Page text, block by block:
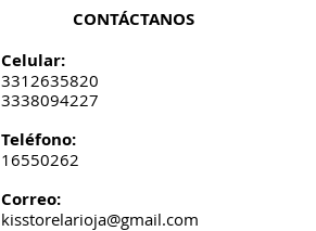
CONTÁCTANOS
Celular:
3312635820
3338094227
​​​​​​​​​​​​​​​​​​​​Teléfono:
16550262
Correo:
kisstorelarioja@gmail.com